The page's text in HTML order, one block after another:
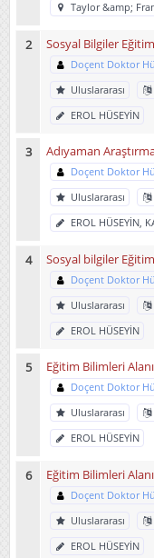
Taylor &amp;
Sosyal Bilgiler
Doçent Doktor
Uluslararası
EROL HÜSEYİN
Adıyaman
Doçent Doktor
Uluslararası
EROL HÜSEYİN,
Sosyal bilgiler
Doçent Doktor
Uluslararası
EROL HÜSEYİN
Eğitim Bilimleri
Doçent Doktor
Uluslararası
EROL HÜSEYİN
Eğitim Bilimleri
Doçent Doktor
Uluslararası
EROL HÜSEYİN